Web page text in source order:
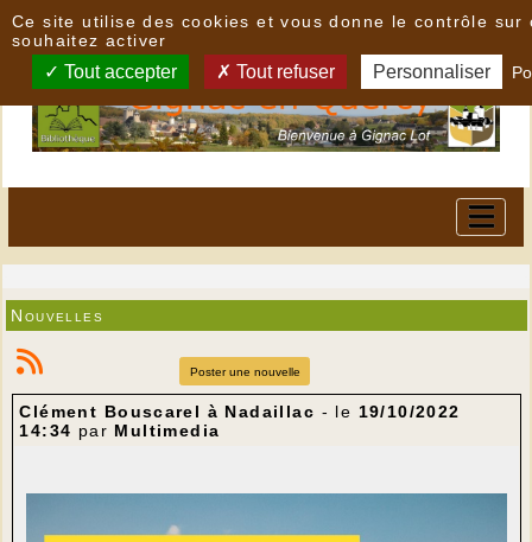
Nouvelles
Poster une nouvelle
Clément Bouscarel à Nadaillac - le 19/10/2022
14:34 par Multimedia
Ce site utilise des cookies et vous donne le contrôle sur
souhaitez activer
Tout accepter Tout refuser Personnaliser